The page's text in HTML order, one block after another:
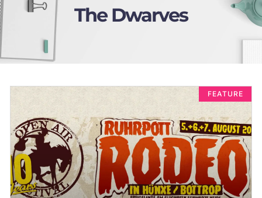
The Dwarves
FEATURE